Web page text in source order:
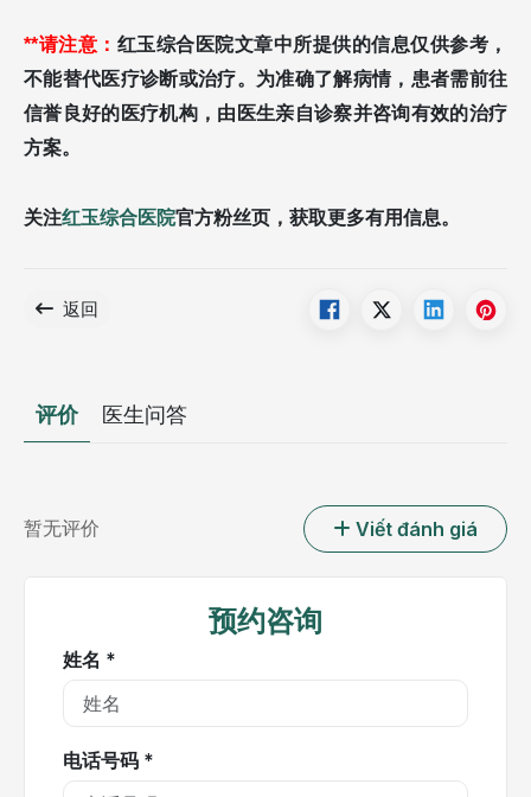
**请注意： 红玉综合医院文章中所提供的信息仅供参考，
不能替代医疗诊断或治疗。为准确了解病情，患者需前往
信誉良好的医疗机构，由医生亲自诊察并咨询有效的治疗
方案。
关注红玉综合医院官方粉丝页，获取更多有用信息。
返回
评价 医生问答
暂无评价 Viết đánh giá
预约咨询
姓名 *
电话号码 *